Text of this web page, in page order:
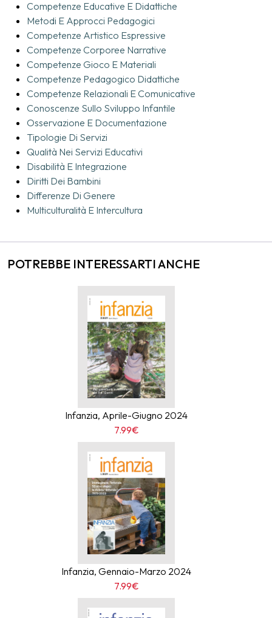
Competenze Educative E Didattiche
Metodi E Approcci Pedagogici
Competenze Artistico Espressive
Competenze Corporee Narrative
Competenze Gioco E Materiali
Competenze Pedagogico Didattiche
Competenze Relazionali E Comunicative
Conoscenze Sullo Sviluppo Infantile
Osservazione E Documentazione
Tipologie Di Servizi
Qualità Nei Servizi Educativi
Disabilità E Integrazione
Diritti Dei Bambini
Differenze Di Genere
Multiculturalità E Intercultura
POTREBBE INTERESSARTI ANCHE
Infanzia, Aprile-Giugno 2024
7.99€
Infanzia, Gennaio-Marzo 2024
7.99€